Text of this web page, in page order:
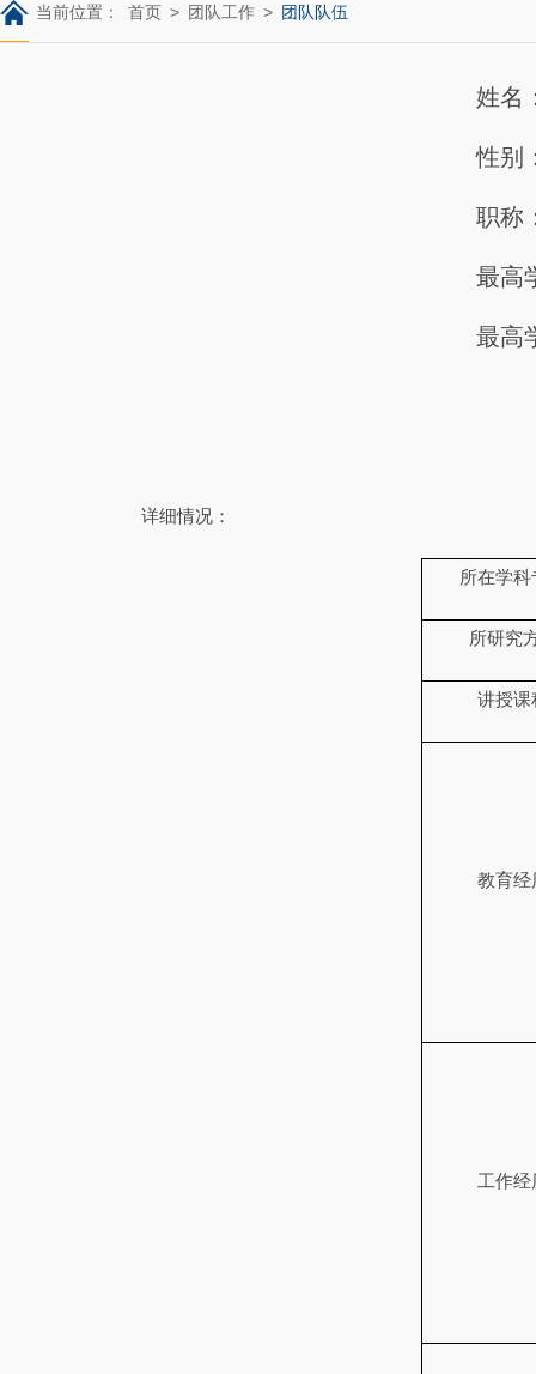
当前位置： 首页 > 团队工作 > 团队队伍
姓名
性别
职称
最高
最高
详细情况：
所在学科
所研究
讲授课
教育经
工作经